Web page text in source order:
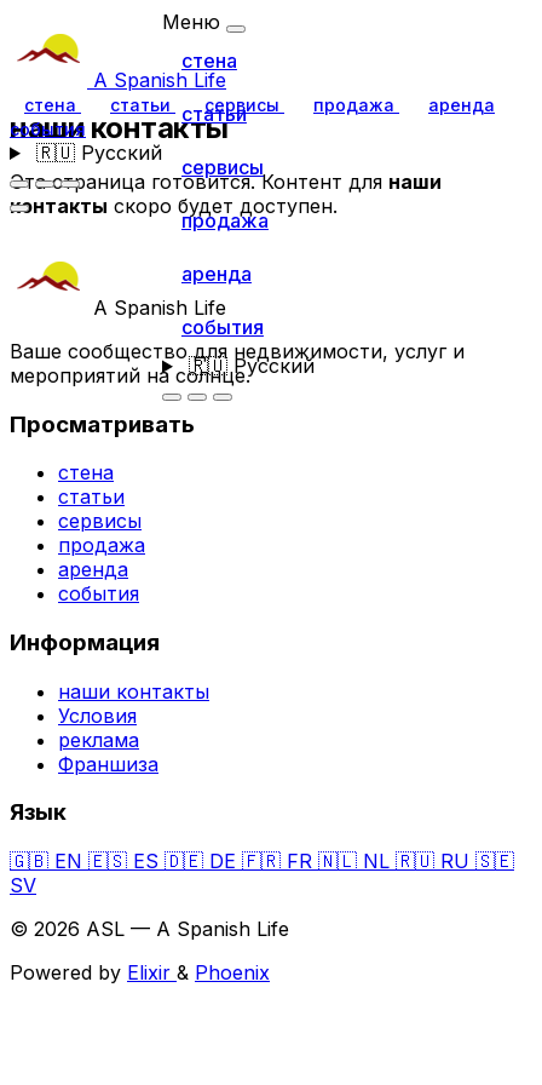
A Spanish Life
стена статьи сервисы продажа
аренда
события
🇷🇺Русский
Меню
стена
статьи
сервисы
продажа
аренда
события
🇷🇺Русский
наши контакты
Эта страница готовится. Контент для наши
контакты скоро будет доступен.
A Spanish Life
Ваше сообщество для недвижимости, услуг и
мероприятий на солнце.
Просматривать
стена
статьи
сервисы
продажа
аренда
события
Информация
наши контакты
Условия
реклама
Франшиза
Язык
🇬🇧 EN 🇪🇸 ES 🇩🇪 DE 🇫🇷 FR 🇳🇱 NL 🇷🇺 RU 🇸🇪
SV
© 2026 ASL — A Spanish Life
Powered by Elixir & Phoenix